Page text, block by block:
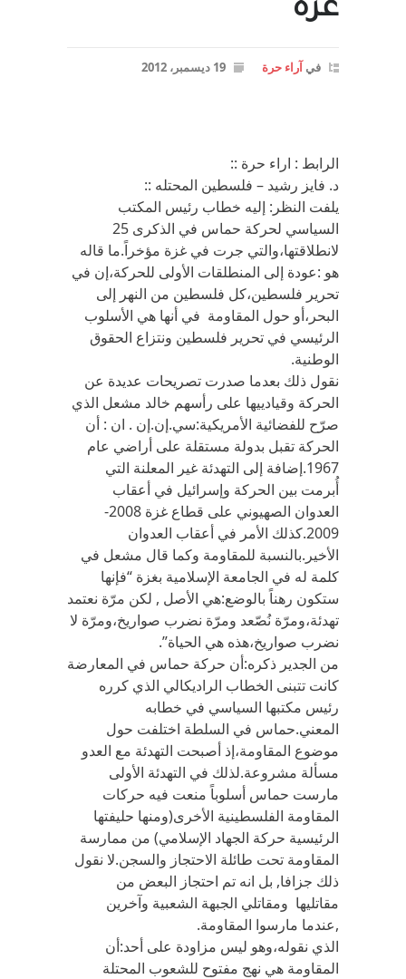
غزه
فيآراء حرة 19 ديسمبر، 2012
الرابط : اراء حرة ::
د. فايز رشيد – فلسطين المحتله ::
يلفت النظر: إليه خطاب رئيس المكتب
السياسي لحركة حماس في الذكرى 25
لانطلاقتها،والتي جرت في غزة مؤخراً.ما قاله
هو :عودة إلى المنطلقات الأولى للحركة،إن في
تحرير فلسطين،كل فلسطين من النهر إلى
البحر،أو حول المقاومة في أنها هي الأسلوب
الرئيسي في تحرير فلسطين ونتزاع الحقوق
الوطنية.
نقول ذلك بعدما صدرت تصريحات عديدة عن
الحركة وقيادييها على رأسهم خالد مشعل الذي
صرّح للفضائية الأمريكية:سي.إن.إن . ان : أن
الحركة تقبل بدولة مستقلة على أراضي عام
1967.إضافة إلى التهدئة غير المعلنة التي
أُبرمت بين الحركة وإسرائيل في أعقاب
العدوان الصهيوني على قطاع غزة 2008-
2009.كذلك الأمر في أعقاب العدوان
الأخير.بالنسبة للمقاومة وكما قال مشعل في
كلمة له في الجامعة الإسلامية بغزة “فإنها
ستكون رهناً بالوضع:هي الأصل , لكن مرّة نعتمد
تهدئة،ومرّة نُصّعد ومرّة نضرب صواريخ،ومرّة لا
نضرب صواريخ،هذه هي الحياة”.
من الجدير ذكره:أن حركة حماس في المعارضة
كانت تتبنى الخطاب الراديكالي الذي كرره
رئيس مكتبها السياسي في خطابه
المعني.حماس في السلطة اختلفت حول
موضوع المقاومة،إذ أصبحت التهدئة مع العدو
مسألة مشروعة.لذلك في التهدئة الأولى
مارست حماس أسلوباً منعت فيه حركات
المقاومة الفلسطينية الأخرى(ومنها حليفتها
الرئيسية حركة الجهاد الإسلامي) من ممارسة
المقاومة تحت طائلة الاحتجاز والسجن.لا نقول
ذلك جزافا, بل انه تم احتجاز البعض من
مقاتليها ومقاتلي الجبهة الشعبية وآخرين
,عندما مارسوا المقاومة.
الذي نقوله،وهو ليس مزاودة على أحد:أن
المقاومة هي نهج مفتوح للشعوب المحتلة